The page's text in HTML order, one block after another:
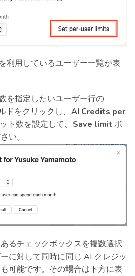
利用しているユーザー一覧が表
を指定したいユーザー行の
ドをクリックし、AI Credits per
ト数を設定して、 Save limit ボ
い。
るチェックボックスを複数選択
に対して同時に同じ AI クレジッ
可能です。その場合は下方に表